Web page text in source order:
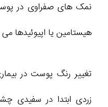
نمک های صفراوی در
هیستامین یا اپیوئیدها
تغییر رنگ پوست در
زردی ابتدا در سفیدی